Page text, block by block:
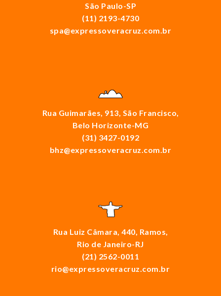
São Paulo-SP
(11) 2193-4730
spa@expressoveracruz.com.br
Rua Guimarães, 913, São Francisco,
Belo Horizonte-MG
(31) 3427-0192
bhz@expressoveracruz.com.br
Rua Luiz Câmara, 440, Ramos,
Rio de Janeiro-RJ
(21) 2562-0011
rio@expressoveracruz.com.br